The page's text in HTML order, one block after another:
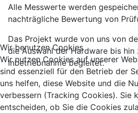
Alle Messwerte werden
nachträgliche Bewertung von
Das Projekt wurde von uns von
die Auswahl der Hardware bis hin
Inbetriebnahme begleitet.
Wir benutzen Cookies
Wir nutzen Cookies auf unserer
sind essenziell für den Betrieb der
uns helfen, diese Website und die
verbessern (Tracking Cookies). Sie
entscheiden, ob Sie die Cookies